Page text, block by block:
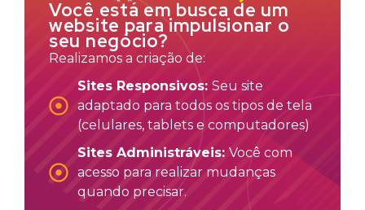
Você está em busca de um
website para impulsionar o
seu negócio?
Realizamos a criação de:
Sites Responsivos: Seu site
adaptado para todos os tipos de tela
(celulares, tablets e computadores)
Sites Administráveis: Você com
acesso para realizar mudanças
quando precisar.